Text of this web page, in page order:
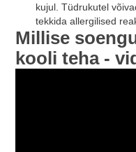
kujul. Tüdrukutel
tekkida allergilised
Millise
kooli teha -